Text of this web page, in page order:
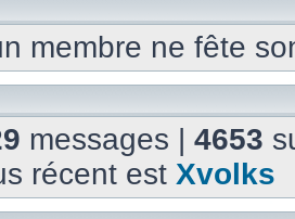
membre ne fête
messages | 4653
récent est Xvolks